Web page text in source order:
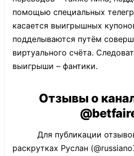
помощью специальных
касается выигрышных
подделываются путём
виртуального счёта.
выигрыши – фантики.
Отзывы о
Для публикации
раскрутках Руслан